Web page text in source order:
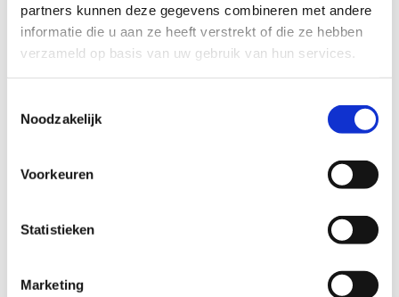
partners kunnen deze gegevens combineren met andere
informatie die u aan ze heeft verstrekt of die ze hebben
verzameld op basis van uw gebruik van hun services.
Noodzakelijk
Voorkeuren
Statistieken
Marketing
Tennis indoor
In onze grote sporthal kan je ook naar
hartenlust een balletje slaan. Je speelt hier op
tennisterreinen aanbieden.